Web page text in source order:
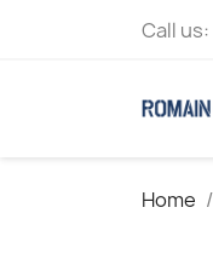
Call us:
Home